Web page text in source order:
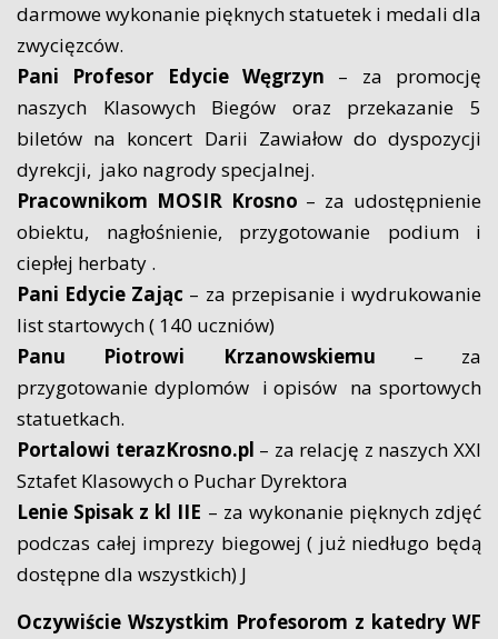
darmowe wykonanie pięknych statuetek i medali dla
zwycięzców.
Pani Profesor Edycie Węgrzyn – za promocję
naszych Klasowych Biegów oraz przekazanie 5
biletów na koncert Darii Zawiałow do dyspozycji
dyrekcji, jako nagrody specjalnej.
Pracownikom MOSIR Krosno – za udostępnienie
obiektu, nagłośnienie, przygotowanie podium i
ciepłej herbaty .
Pani Edycie Zając – za przepisanie i wydrukowanie
list startowych ( 140 uczniów)
Panu Piotrowi Krzanowskiemu – za
przygotowanie dyplomów i opisów na sportowych
statuetkach.
Portalowi terazKrosno.pl – za relację z naszych XXI
Sztafet Klasowych o Puchar Dyrektora
Lenie Spisak z kl IIE – za wykonanie pięknych zdjęć
podczas całej imprezy biegowej ( już niedługo będą
dostępne dla wszystkich) J
Oczywiście Wszystkim Profesorom z katedry WF